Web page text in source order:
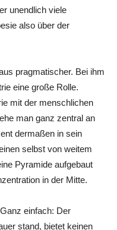
unendlich viele
also über der
pragmatischer. Bei ihm
eine große Rolle.
mit der menschlichen
man ganz zentral an
dermaßen in sein
selbst von weitem
Pyramide aufgebaut
in der Mitte.
einfach: Der
stand, bietet keinen